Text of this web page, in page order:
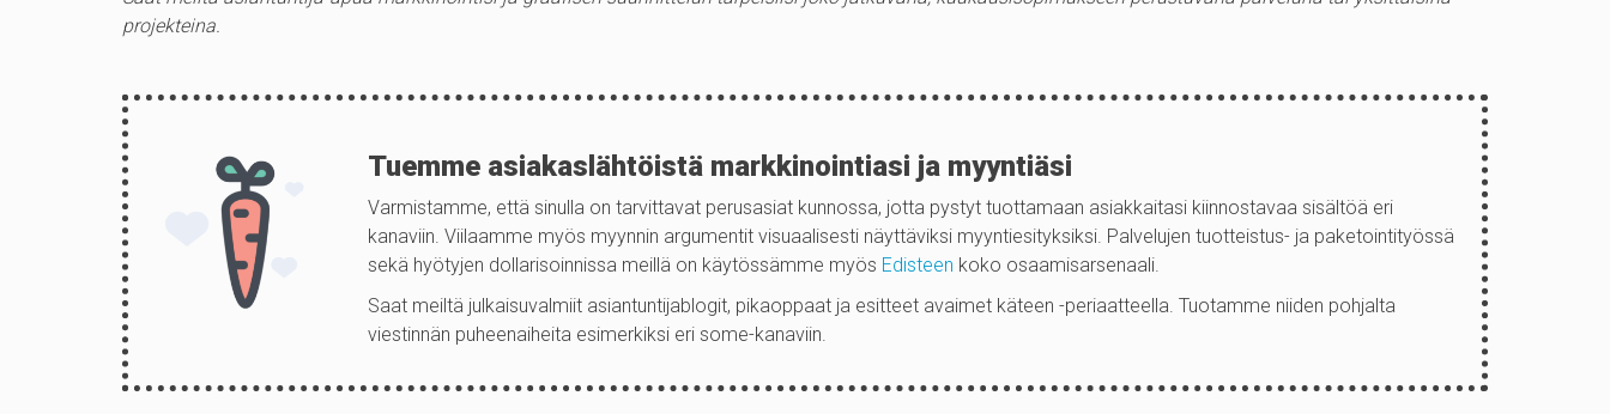
projekteina.
Tuemme asiakaslähtöistä markkinointiasi ja myyntiäsi
Varmistamme, että sinulla on tarvittavat perusasiat kunnossa, jotta pystyt tuottamaan asiakkaitasi kiinnostavaa sisältöä eri
kanaviin. Viilaamme myös myynnin argumentit visuaalisesti näyttäviksi myyntiesityksiksi. Palvelujen tuotteistus- ja paketointityössä
sekä hyötyjen dollarisoinnissa meillä on käytössämme myös Edisteen koko osaamisarsenaali.
Saat meiltä julkaisuvalmiit asiantuntijablogit, pikaoppaat ja esitteet avaimet käteen -periaatteella. Tuotamme niiden pohjalta
viestinnän puheenaiheita esimerkiksi eri some-kanaviin.